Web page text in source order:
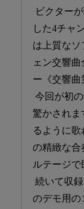
ビクター
した4チャ
は上質な
ェン交響
ー《交響曲
今回が初
驚かされま
るように
の精緻な合
ルテージ
続いて収
のデモ用の